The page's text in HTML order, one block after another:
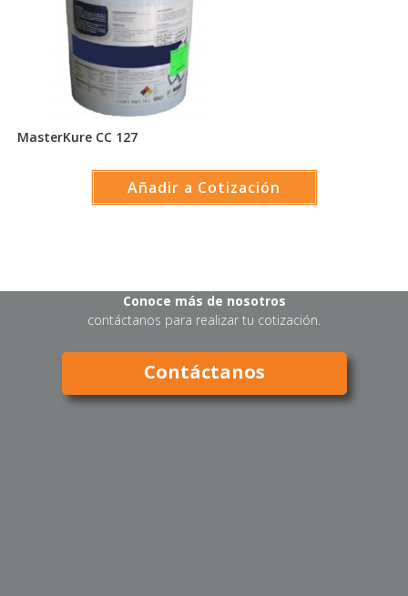
MasterKure CC 127
Añadir a Cotización
Conoce más de nosotros
contáctanos para realizar tu cotización.
Contáctanos